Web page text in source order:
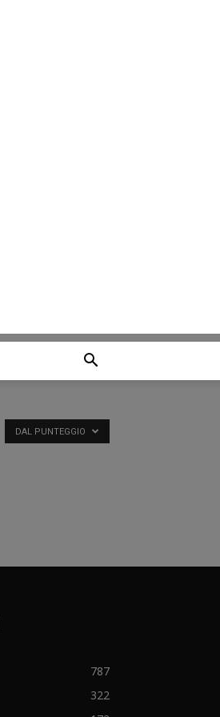
DAL PUNTEGGIO
787
322